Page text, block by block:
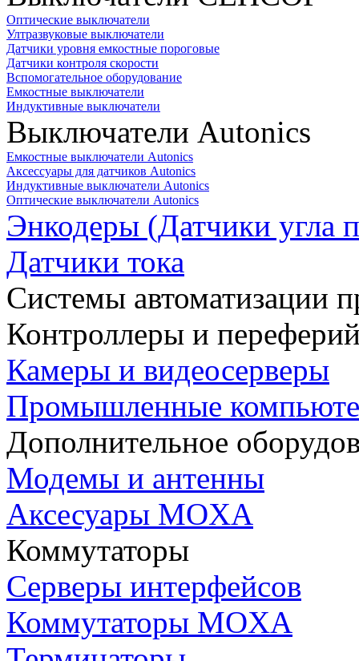
Оптические выключатели
Ултразвуковые выключатели
Датчики уровня емкостные пороговые
Датчики контроля скорости
Вспомогательное оборудование
Емкостные выключатели
Индуктивные выключатели
Выключатели Autonics
Емкостные выключатели Autonics
Аксессуары для датчиков Autonics
Индуктивные выключатели Autonics
Оптические выключатели Autonics
Энкодеры (Датчики угла
Датчики тока
Системы автоматизации
Контроллеры и
Камеры и видеосерверы
Промышленные
Дополнительное
Модемы и антенны
Аксесуары MOXA
Коммутаторы
Серверы интерфейсов
Коммутаторы MOXA